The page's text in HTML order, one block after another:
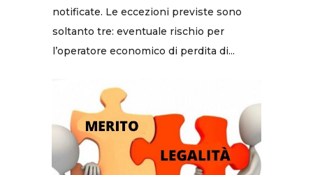
notificate. Le eccezioni previste sono
soltanto tre: eventuale rischio per
l’operatore economico di perdita di...